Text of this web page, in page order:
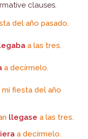
clauses.
del año pasado.
a las tres.
a decírmelo.
mi fiesta del año
llegase a las tres.
a decírmelo.